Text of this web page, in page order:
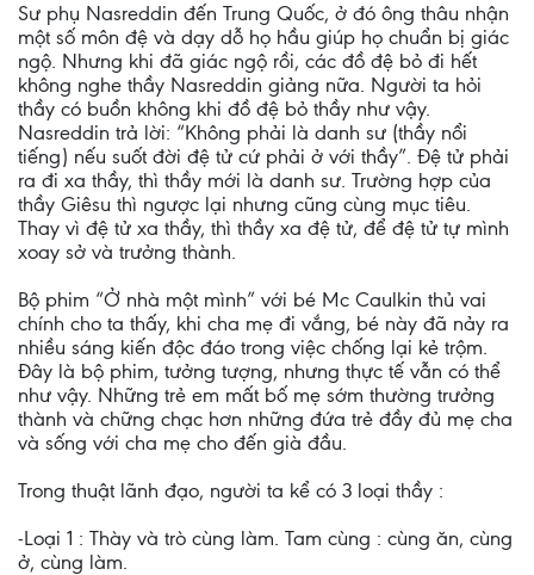
Sư phụ Nasreddin đến Trung Quốc, ở đó ông thâu nhận
một số môn đệ và dạy dỗ họ hầu giúp họ chuẩn bị giác
ngộ. Nhưng khi đã giác ngộ rồi, các đồ đệ bỏ đi hết
không nghe thầy Nasreddin giảng nữa. Người ta hỏi
thầy có buồn không khi đồ đệ bỏ thầy như vậy.
Nasreddin trả lời: “Không phải là danh sư (thầy nổi
tiếng) nếu suốt đời đệ tử cứ phải ở với thầy”. Đệ tử phải
ra đi xa thầy, thì thầy mới là danh sư. Trường hợp của
thầy Giêsu thì ngược lại nhưng cũng cùng mục tiêu.
Thay vì đệ tử xa thầy, thì thầy xa đệ tử, để đệ tử tự mình
xoay sở và trưởng thành.
Bộ phim “Ở nhà một mình” với bé Mc Caulkin thủ vai
chính cho ta thấy, khi cha mẹ đi vắng, bé này đã nảy ra
nhiều sáng kiến độc đáo trong việc chống lại kẻ trộm.
Đây là bộ phim, tưởng tượng, nhưng thực tế vẫn có thể
như vậy. Những trẻ em mất bố mẹ sớm thường trưởng
thành và chững chạc hơn những đứa trẻ đầy đủ mẹ cha
và sống với cha mẹ cho đến già đầu.
Trong thuật lãnh đạo, người ta kể có 3 loại thầy :
-Loại 1 : Thày và trò cùng làm. Tam cùng : cùng ăn, cùng
ở, cùng làm.